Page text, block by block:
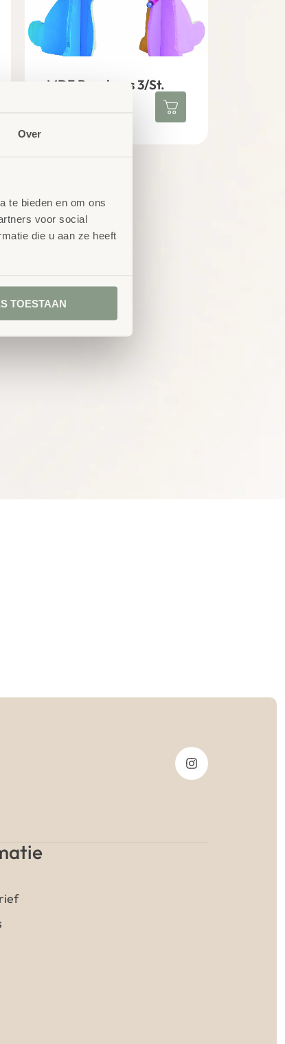
Over
te bieden en om ons
voor social
die u aan ze heeft
TOESTAAN
MDF Paashaas 3/St.